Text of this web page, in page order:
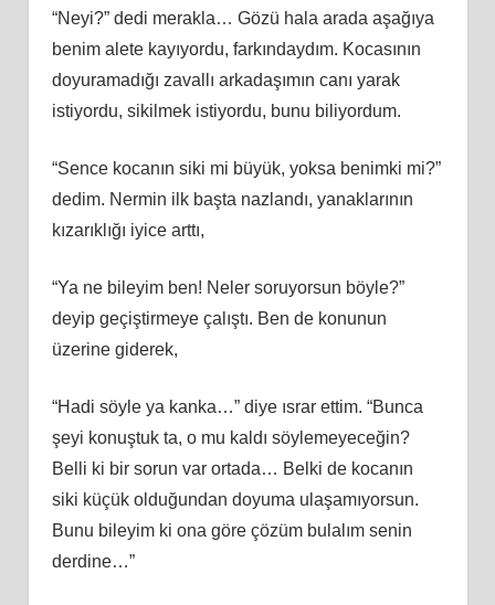
“Neyi?” dedi merakla… Gözü hala arada aşağıya
benim alete kayıyordu, farkındaydım. Kocasının
doyuramadığı zavallı arkadaşımın canı yarak
istiyordu, sikilmek istiyordu, bunu biliyordum.
“Sence kocanın siki mi büyük, yoksa benimki mi?”
dedim. Nermin ilk başta nazlandı, yanaklarının
kızarıklığı iyice arttı,
“Ya ne bileyim ben! Neler soruyorsun böyle?”
deyip geçiştirmeye çalıştı. Ben de konunun
üzerine giderek,
“Hadi söyle ya kanka…” diye ısrar ettim. “Bunca
şeyi konuştuk ta, o mu kaldı söylemeyeceğin?
Belli ki bir sorun var ortada… Belki de kocanın
siki küçük olduğundan doyuma ulaşamıyorsun.
Bunu bileyim ki ona göre çözüm bulalım senin
derdine…”